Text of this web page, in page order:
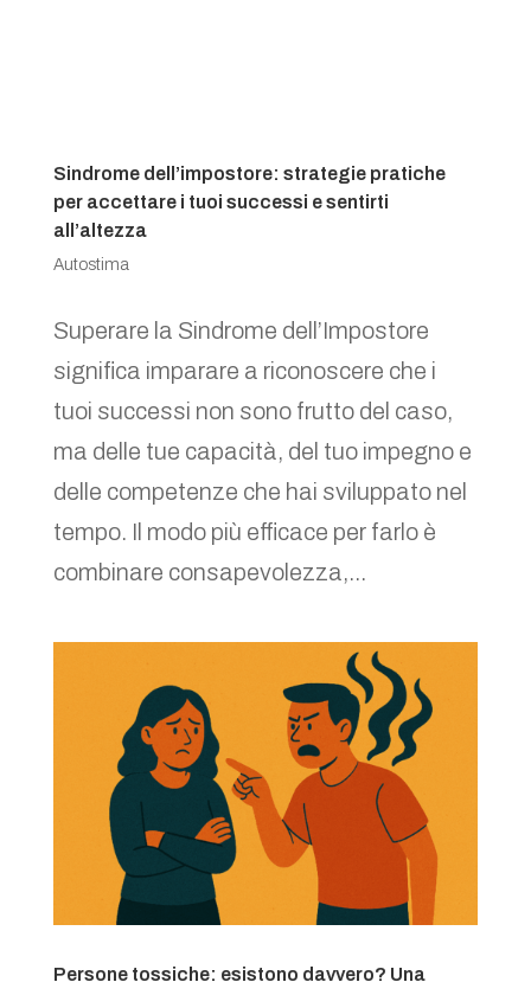
Sindrome dell’impostore: strategie pratiche
per accettare i tuoi successi e sentirti
all’altezza
Autostima
Superare la Sindrome dell’Impostore
significa imparare a riconoscere che i
tuoi successi non sono frutto del caso,
ma delle tue capacità, del tuo impegno e
delle competenze che hai sviluppato nel
tempo. Il modo più efficace per farlo è
combinare consapevolezza,...
Persone tossiche: esistono davvero? Una